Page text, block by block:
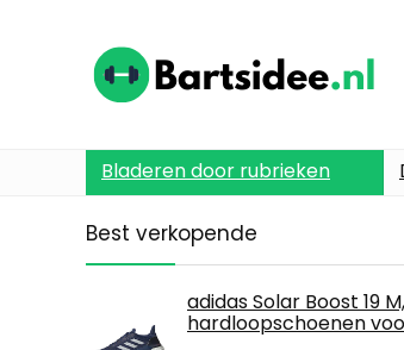
Bladeren door rubrieken
Best verkopende
adidas Solar Boost 19 M,
hardloopschoenen